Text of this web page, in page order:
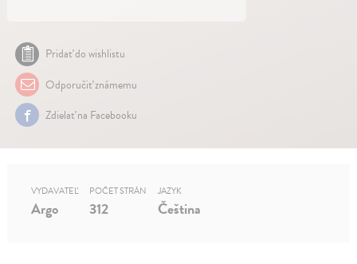
Pridať do wishlistu
Odporučiť známemu
Zdielať na Facebooku
VYDAVATEĽ
Argo
POČET STRÁN
312
JAZYK
Čeština